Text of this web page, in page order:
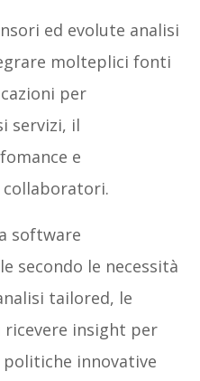
ed evolute analisi
molteplici fonti
per
servizi, il
e
collaboratori.
software
secondo le necessità
tailored, le
ricevere insight per
innovative